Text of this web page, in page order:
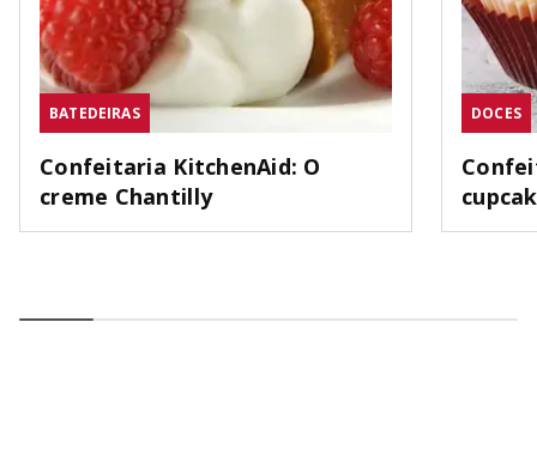
BATEDEIRAS
Confeitaria KitchenAid: O
creme Chantilly
DOCES